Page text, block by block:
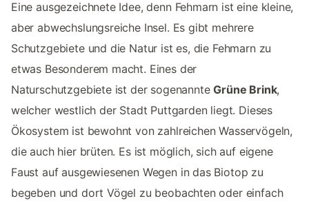
Eine ausgezeichnete Idee, denn Fehmarn ist eine kleine,
aber abwechslungsreiche Insel. Es gibt mehrere
Schutzgebiete und die Natur ist es, die Fehmarn zu
etwas Besonderem macht. Eines der
Naturschutzgebiete ist der sogenannteGrüne Brink,
welcher westlich der Stadt Puttgarden liegt. Dieses
Ökosystem ist bewohnt von zahlreichen Wasservögeln,
die auch hier brüten. Es ist möglich, sich auf eigene
Faust auf ausgewiesenen Wegen in das Biotop zu
begeben und dort Vögel zu beobachten oder einfach